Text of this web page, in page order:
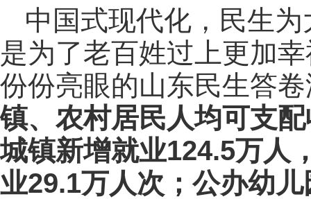
中国式现代化，民生
是为了老百姓过上更加
份份亮眼的山东民生答
镇、农村居民人均可支
城镇新增就业124.5万人
业29.1万人次；公办幼